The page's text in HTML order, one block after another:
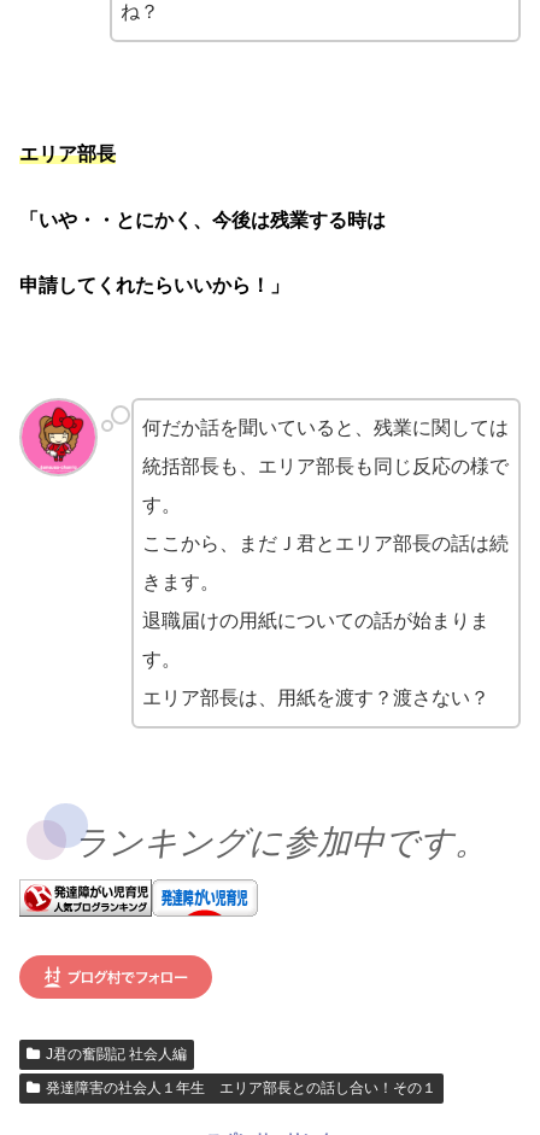
ね？
エリア部長
「いや・・とにかく、今後は残業する時は
申請してくれたらいいから！」
何だか話を聞いていると、残業に関しては
統括部長も、エリア部長も同じ反応の様で
す。
ここから、まだＪ君とエリア部長の話は続
きます。
退職届けの用紙についての話が始まりま
す。
エリア部長は、用紙を渡す？渡さない？
ランキングに参加中です。
J君の奮闘記 社会人編
発達障害の社会人１年生 エリア部長との話し合い！その１